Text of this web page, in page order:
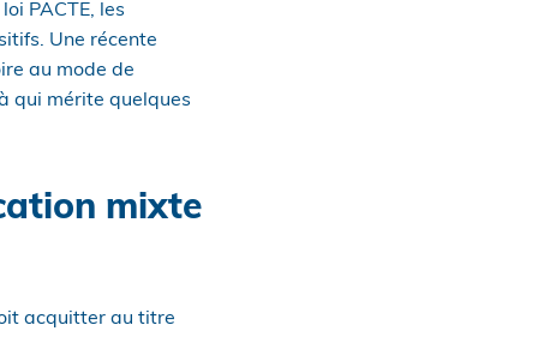
PACTE, les
Une récente
au mode de
qui mérite quelques
mixte
acquitter au titre